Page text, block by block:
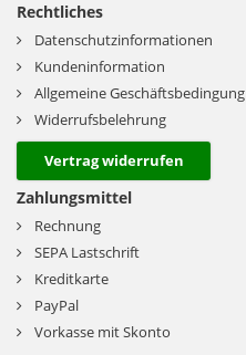
Rechtliches
Datenschutzinformationen
Kundeninformation
Allgemeine Geschäftsbedingung
Widerrufsbelehrung
Vertrag widerrufen
Zahlungsmittel
Rechnung
SEPA Lastschrift
Kreditkarte
PayPal
Vorkasse mit Skonto